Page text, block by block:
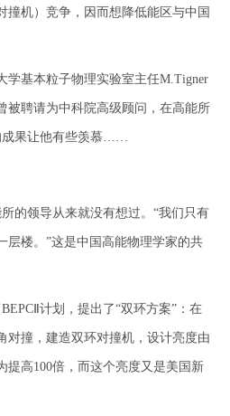
撞机）竞争，因而想降低能区与中国
学基本粒子物理实验室主任M.Tigner
被聘请为中科院高级顾问，在高能所
成果让他有些羡慕……
的领导从来就没有想过。“我们只有
层楼。”这是中国高能物理学家的共
计划，提出了“双环方案”：在
对撞，建造双环对撞机，设计亮度由
提高100倍，而这个亮度又是美国新